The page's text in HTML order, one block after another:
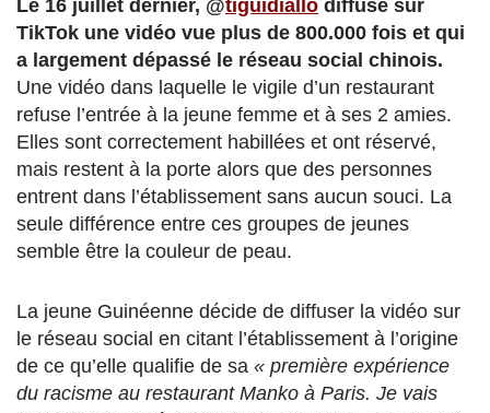
Le 16 juillet dernier, @tiguidiallo diffuse sur
TikTok une vidéo vue plus de 800.000 fois et qui
a largement dépassé le réseau social chinois.
Une vidéo dans laquelle le vigile d’un restaurant
refuse l’entrée à la jeune femme et à ses 2 amies.
Elles sont correctement habillées et ont réservé,
mais restent à la porte alors que des personnes
entrent dans l’établissement sans aucun souci. La
seule différence entre ces groupes de jeunes
semble être la couleur de peau.
La jeune Guinéenne décide de diffuser la vidéo sur
le réseau social en citant l’établissement à l’origine
de ce qu’elle qualifie de sa « première expérience
du racisme au restaurant Manko à Paris. Je vais